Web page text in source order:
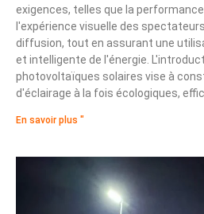
exigences, telles que la
l'expérience visuelle des
diffusion, tout en assurant une
et intelligente de l'énergie.
photovoltaïques solaires vise à
d'éclairage à la fois écologiques,
En savoir plus "